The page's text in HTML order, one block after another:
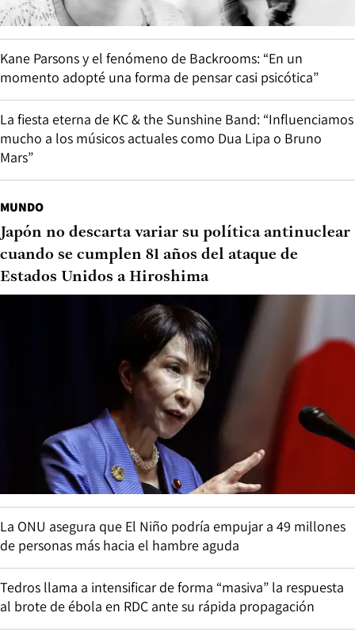
Kane Parsons y el fenómeno de Backrooms: “En un
momento adopté una forma de pensar casi psicótica”
La fiesta eterna de KC & the Sunshine Band: “Influenciamos
mucho a los músicos actuales como Dua Lipa o Bruno
Mars”
MUNDO
Japón no descarta variar su política antinuclear
cuando se cumplen 81 años del ataque de
Estados Unidos a Hiroshima
La ONU asegura que El Niño podría empujar a 49 millones
de personas más hacia el hambre aguda
Tedros llama a intensificar de forma “masiva” la respuesta
al brote de ébola en RDC ante su rápida propagación